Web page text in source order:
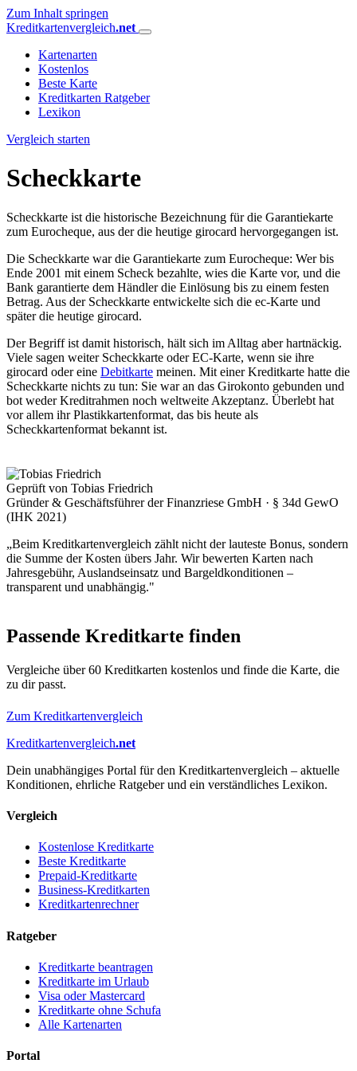
Zum Inhalt springen
Kreditkartenvergleich.net
Kartenarten
Kostenlos
Beste Karte
Kreditkarten Ratgeber
Lexikon
Vergleich starten
Scheckkarte
Scheckkarte ist die historische Bezeichnung für die Garantiekarte
zum Eurocheque, aus der die heutige girocard hervorgegangen ist.
Die Scheckkarte war die Garantiekarte zum Eurocheque: Wer bis
Ende 2001 mit einem Scheck bezahlte, wies die Karte vor, und die
Bank garantierte dem Händler die Einlösung bis zu einem festen
Betrag. Aus der Scheckkarte entwickelte sich die ec-Karte und
später die heutige girocard.
Der Begriff ist damit historisch, hält sich im Alltag aber hartnäckig.
Viele sagen weiter Scheckkarte oder EC-Karte, wenn sie ihre
girocard oder eine Debitkarte meinen. Mit einer Kreditkarte hatte die
Scheckkarte nichts zu tun: Sie war an das Girokonto gebunden und
bot weder Kreditrahmen noch weltweite Akzeptanz. Überlebt hat
vor allem ihr Plastikkartenformat, das bis heute als
Scheckkartenformat bekannt ist.
Geprüft von Tobias Friedrich
Gründer & Geschäftsführer der Finanzriese GmbH · § 34d GewO
(IHK 2021)
„Beim Kreditkartenvergleich zählt nicht der lauteste Bonus, sondern
die Summe der Kosten übers Jahr. Wir bewerten Karten nach
Jahresgebühr, Auslandseinsatz und Bargeldkonditionen –
transparent und unabhängig."
Passende Kreditkarte finden
Vergleiche über 60 Kreditkarten kostenlos und finde die Karte, die
zu dir passt.
Zum Kreditkartenvergleich
Kreditkartenvergleich.net
Dein unabhängiges Portal für den Kreditkartenvergleich – aktuelle
Konditionen, ehrliche Ratgeber und ein verständliches Lexikon.
Vergleich
Kostenlose Kreditkarte
Beste Kreditkarte
Prepaid-Kreditkarte
Business-Kreditkarten
Kreditkartenrechner
Ratgeber
Kreditkarte beantragen
Kreditkarte im Urlaub
Visa oder Mastercard
Kreditkarte ohne Schufa
Alle Kartenarten
Portal